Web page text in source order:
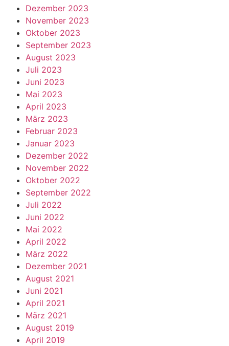
Dezember 2023
November 2023
Oktober 2023
September 2023
August 2023
Juli 2023
Juni 2023
Mai 2023
April 2023
März 2023
Februar 2023
Januar 2023
Dezember 2022
November 2022
Oktober 2022
September 2022
Juli 2022
Juni 2022
Mai 2022
April 2022
März 2022
Dezember 2021
August 2021
Juni 2021
April 2021
März 2021
August 2019
April 2019